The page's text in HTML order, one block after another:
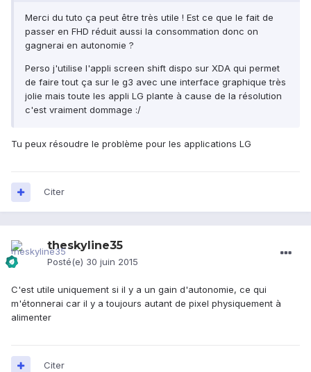
Merci du tuto ça peut être très utile ! Est ce que le fait de
passer en FHD réduit aussi la consommation donc on
gagnerai en autonomie ?
Perso j'utilise l'appli screen shift dispo sur XDA qui permet
de faire tout ça sur le g3 avec une interface graphique très
jolie mais toute les appli LG plante à cause de la résolution
c'est vraiment dommage :/
Tu peux résoudre le problème pour les applications LG
Citer
theskyline35
Posté(e) 30 juin 2015
C'est utile uniquement si il y a un gain d'autonomie, ce qui
m'étonnerai car il y a toujours autant de pixel physiquement à
alimenter
Citer